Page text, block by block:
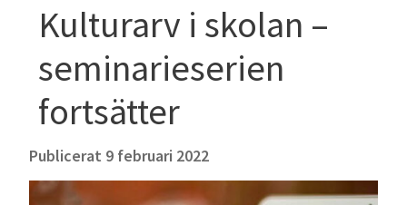
Kulturarv i skolan –
seminarieserien
fortsätter
Publicerat 9 februari 2022